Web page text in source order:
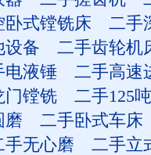
卧式镗铣床
二手
设备
二手齿轮机
电液锤
二手高速
门镗铣
二手125
磨
二手卧式车床
手无心磨
二手立